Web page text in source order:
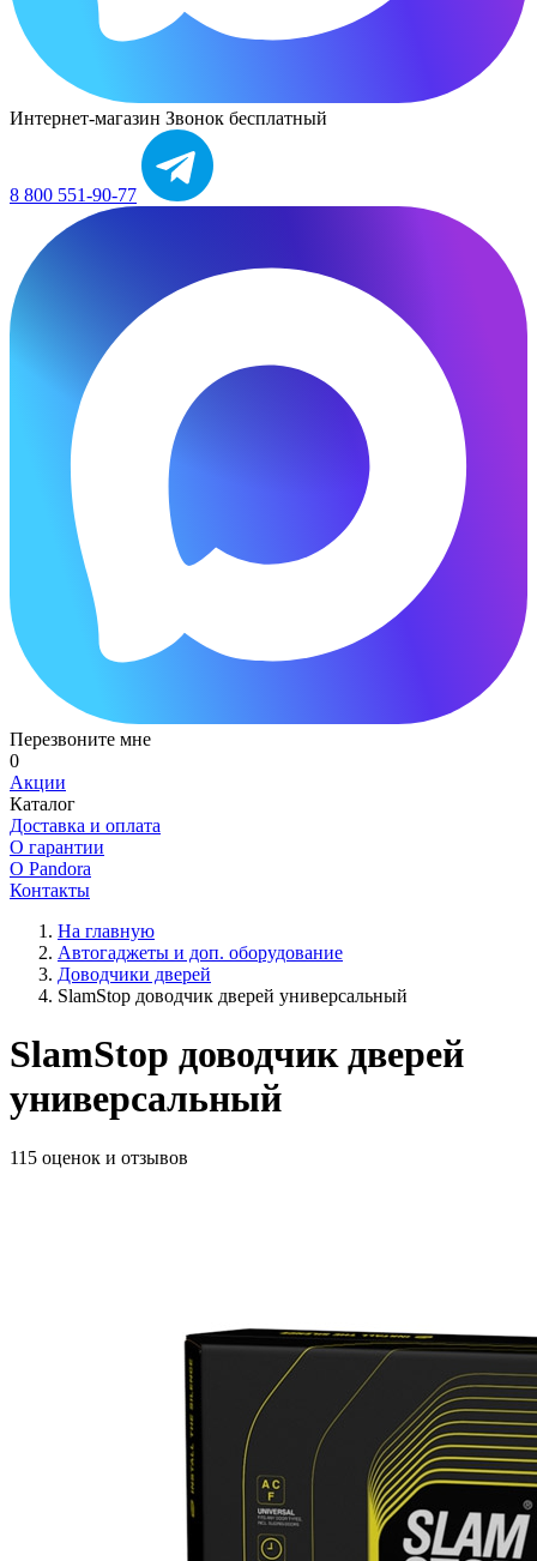
Интернет-магазин Звонок бесплатный
8 800 551-90-77
Перезвоните мне
0
Акции
Каталог
Доставка и оплата
О гарантии
О Pandora
Контакты
На главную
Автогаджеты и доп. оборудование
Доводчики дверей
SlamStop доводчик дверей универсальный
SlamStop доводчик дверей
универсальный
115 оценок и отзывов